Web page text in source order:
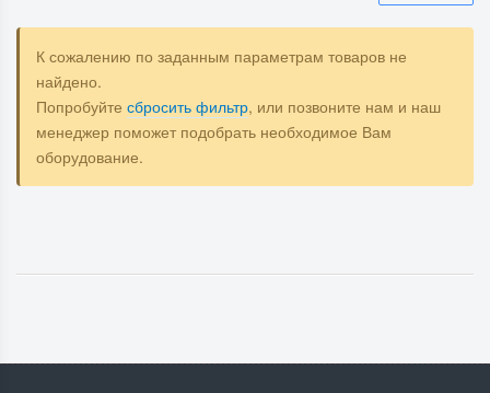
К сожалению по заданным параметрам товаров не
найдено.
Попробуйте сбросить фильтр, или позвоните нам и наш
менеджер поможет подобрать необходимое Вам
оборудование.